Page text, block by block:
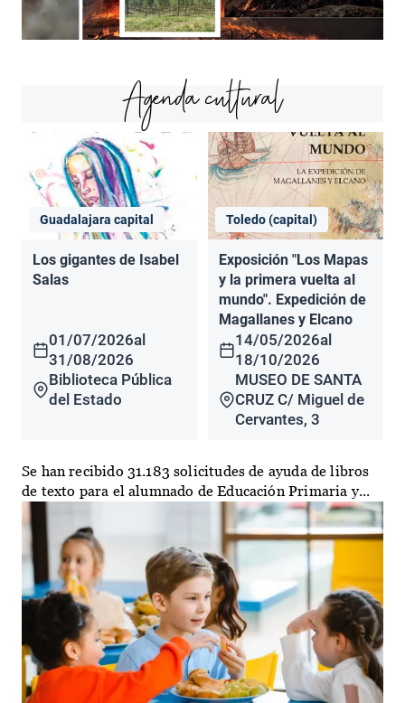
Agenda cultural
Guadalajara capital
Los gigantes de Isabel
Salas
01/07/2026al
31/08/2026
Biblioteca Pública
del Estado
Toledo (capital)
Exposición "Los Mapas
y la primera vuelta al
mundo". Expedición de
Magallanes y Elcano
14/05/2026al
18/10/2026
MUSEO DE SANTA
CRUZ C/ Miguel de
Cervantes, 3
Se han recibido 31.183 solicitudes de ayuda de libros
de texto para el alumnado de Educación Primaria y...